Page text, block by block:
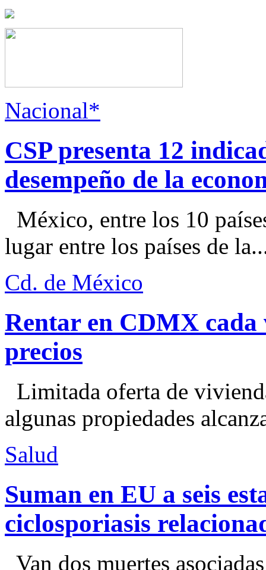
Nacional*
CSP presenta 12
desempeño de la
México, entre los 10
lugar entre los países de
Cd. de México
Rentar en CDMX cada
precios
Limitada oferta de
algunas propiedades
Salud
Suman en EU a seis
ciclosporiasis
Van dos muertes